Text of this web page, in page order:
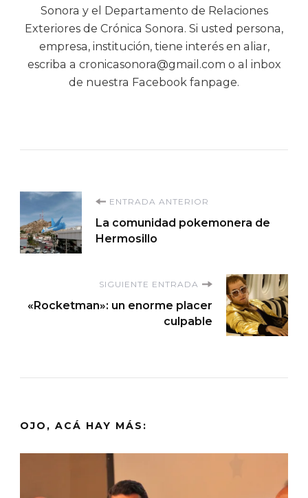
Sonora y el Departamento de Relaciones
Exteriores de Crónica Sonora. Si usted persona,
empresa, institución, tiene interés en aliar,
escriba a cronicasonora@gmail.com o al inbox
de nuestra Facebook fanpage.
Navegación
de
entradas
ENTRADA ANTERIOR
La comunidad pokemonera de
Hermosillo
SIGUIENTE ENTRADA
«Rocketman»: un enorme placer
culpable
OJO, ACÁ HAY MÁS: